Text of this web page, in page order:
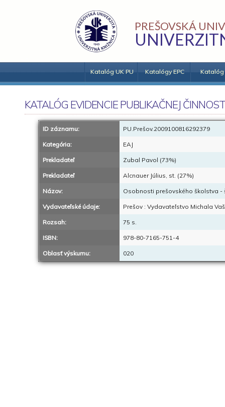
PREŠOVSKÁ
Katalóg UK PU Katalógy EPC Katalóg
KATALÓG EVIDENCIE PUBLIKAČNEJ
ID záznamu: PU.Prešov.2009100816292379
Kategória: EAJ
Prekladateľ Zubal Pavol (73%)
Prekladateľ Alcnauer Július, st. (27%)
Názov: Osobnosti prešovského školstva -
Vydavateľské údaje: Prešov : Vydavateľstvo Michala
Rozsah: 75 s.
ISBN: 978-80-7165-751-4
Oblasť výskumu: 020